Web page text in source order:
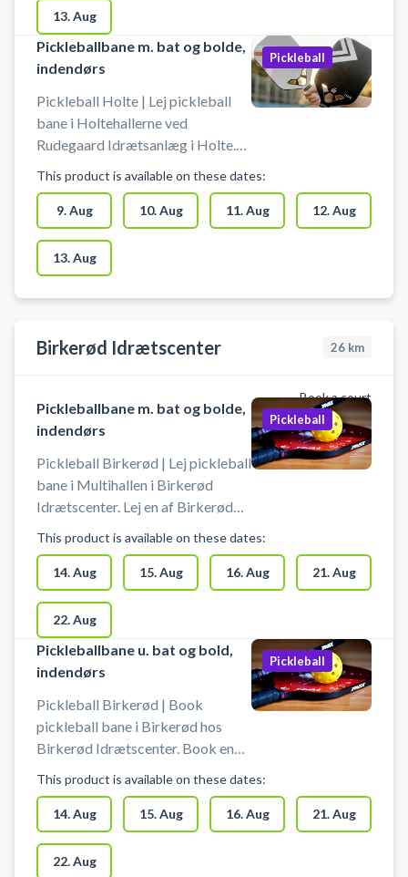
13. Aug
Pickleballbane m. bat og bolde,
indendørs
Pickleball Holte | Lej pickleball
bane i Holtehallerne ved
Rudegaard Idrætsanlæg i Holte.
indendørs pickleball baner i
Holtehallerne og spil pickleball i
Holte. Pickleball bane er med
bolde og bat til 4 pickleball
spillere.
Pickleball
This product is available on these dates:
9. Aug 10. Aug 11. Aug 12. Aug
13. Aug
Birkerød Idrætscenter 26 km
Book a court
Pickleballbane m. bat og bolde,
indendørs
Pickleball Birkerød | Lej pickleball
bane i Multihallen i Birkerød
Idrætscenter. Lej en af Birkerød
multihallen og spil pickleball.
Pickleball bane er med bolde og
bat til 4 pickleball spillere.
Pickleball
This product is available on these dates:
14. Aug 15. Aug 16. Aug 21. Aug
22. Aug
Pickleballbane u. bat og bold,
indendørs
Pickleball Birkerød | Book
pickleball bane i Birkerød hos
Birkerød Idrætscenter. Book en
Birkerød Idrætscenters multihal.
Pickleball
This product is available on these dates:
14. Aug 15. Aug 16. Aug 21. Aug
22. Aug